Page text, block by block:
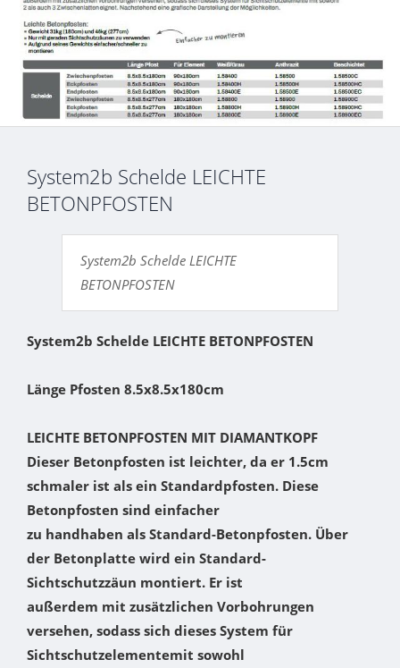
System2b Schelde LEICHTE
BETONPFOSTEN
System2b Schelde LEICHTE
BETONPFOSTEN
System2b Schelde LEICHTE BETONPFOSTEN
Länge Pfosten 8.5x8.5x180cm
LEICHTE BETONPFOSTEN MIT DIAMANTKOPF
Dieser Betonpfosten ist leichter, da er 1.5cm
schmaler ist als ein Standardpfosten. Diese
Betonpfosten sind einfacher
zu handhaben als Standard-Betonpfosten. Über
der Betonplatte wird ein Standard-
Sichtschutzzäun montiert. Er ist
außerdem mit zusätzlichen Vorbohrungen
versehen, sodass sich dieses System für
Sichtschutzelementemit sowohl